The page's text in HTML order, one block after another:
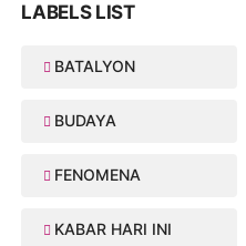
LABELS LIST
BATALYON
BUDAYA
FENOMENA
KABAR HARI INI